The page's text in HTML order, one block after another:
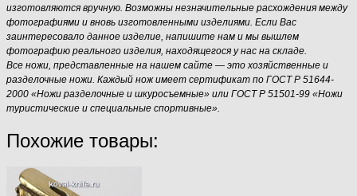
изготовляются вручную. Возможны незначительные расхождения между
фотографиями и вновь изготовленными изделиями. Если Вас
заинтересовало данное изделие, напишите нам и мы вышлем
фотографию реального изделия, находящегося у нас на складе.
Все ножи, представленные на нашем сайте — это хозяйственные и
разделочные ножи. Каждый нож имеет сертификат по ГОСТ Р 51644-
2000 «Ножи разделочные и шкуросъемные» или ГОСТ Р 51501-99 «Ножи
туристические и специальные спортивные».
Похожие товары: